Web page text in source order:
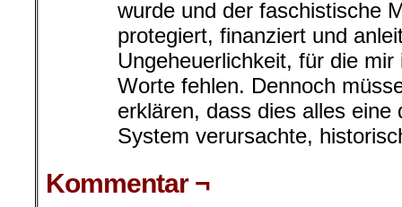
wurde und der faschistische
protegiert, finanziert und
Ungeheuerlichkeit, für die
Worte fehlen. Dennoch
erklären, dass dies alles eine
System verursachte,
Kommentar ¬